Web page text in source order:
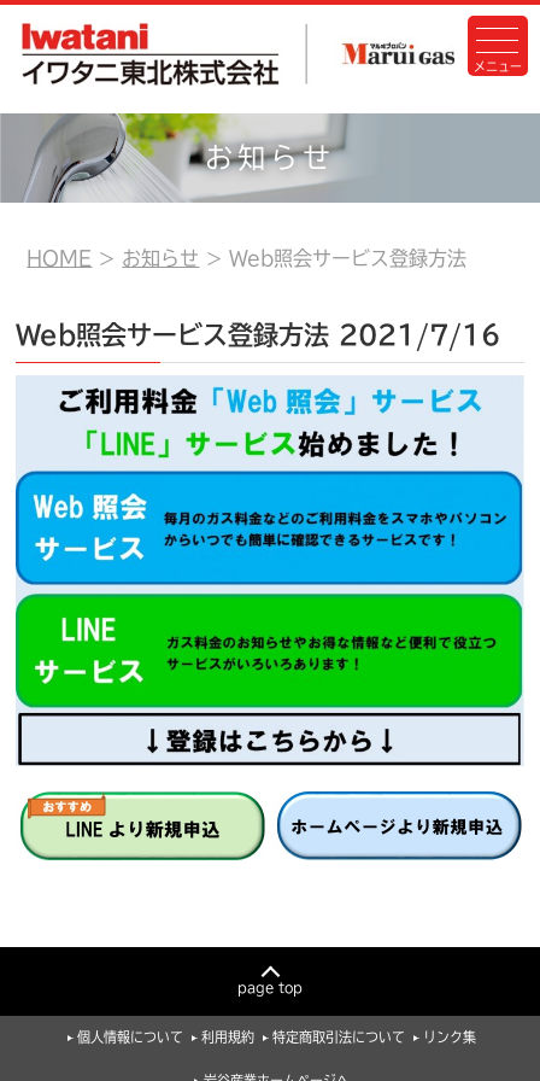
お知らせ
HOME お知らせ Web照会サービス登録方法
Web照会サービス登録方法 2021/7/16
page top
個人情報について 利用規約 特定商取引法について リンク集